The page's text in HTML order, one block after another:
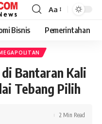
Aa
Bisnis Pemerintahan
Bantaran Kali
Tebang Pilih
2 Min Read